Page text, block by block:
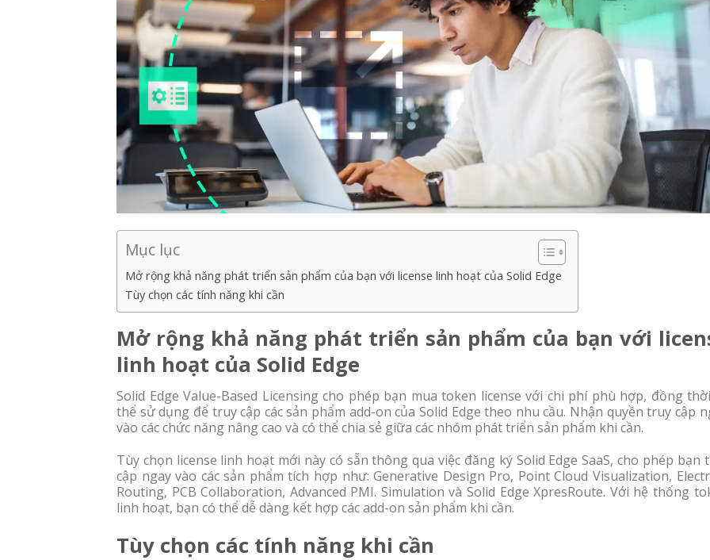
Mục lục
Mở rộng khả năng phát triển sản phẩm của bạn với license linh hoạt của Solid Edge
Tùy chọn các tính năng khi cần
Mở rộng khả năng phát triển sản phẩm của bạn với
linh hoạt của Solid Edge
Solid Edge Value-Based Licensing cho phép bạn mua token license với chi phí phù hợp, đồng
thể sử dụng để truy cập các sản phẩm add-on của Solid Edge theo nhu cầu. Nhận quyền truy cập
vào các chức năng nâng cao và có thể chia sẻ giữa các nhóm phát triển sản phẩm khi cần.
Tùy chọn license linh hoạt mới này có sẵn thông qua việc đăng ký Solid Edge SaaS, cho phép bạn
cập ngay vào các sản phẩm tích hợp như: Generative Design Pro, Point Cloud Visualization,
Routing, PCB Collaboration, Advanced PMI. Simulation và Solid Edge XpresRoute. Với hệ thống
linh hoạt, bạn có thể dễ dàng kết hợp các add-on sản phẩm khi cần.
Tùy chọn các tính năng khi cần